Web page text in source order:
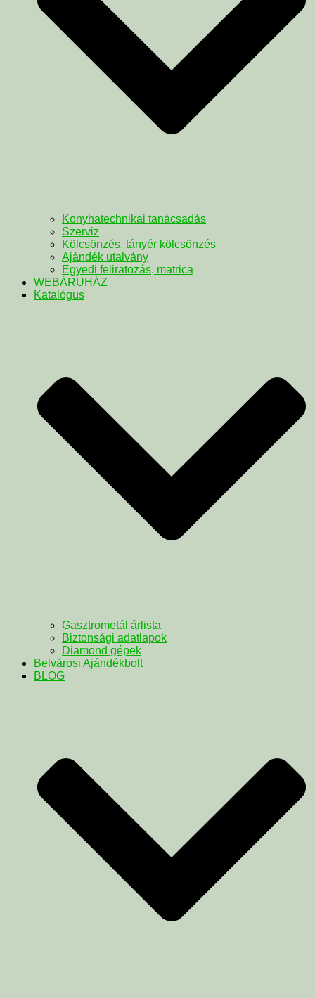
Konyhatechnikai tanácsadás
Szerviz
Kölcsönzés, tányér kölcsönzés
Ajándék utalvány
Egyedi feliratozás, matrica
WEBÁRUHÁZ
Katalógus
Gasztrometál árlista
Biztonsági adatlapok
Diamond gépek
Belvárosi Ajándékbolt
BLOG